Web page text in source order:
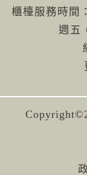
櫃檯服務時間
週五